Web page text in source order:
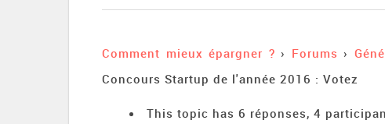
Comment mieux épargner ? › Forums ›
Concours Startup de l'année 2016 : Votez
This topic has 6 réponses, 4